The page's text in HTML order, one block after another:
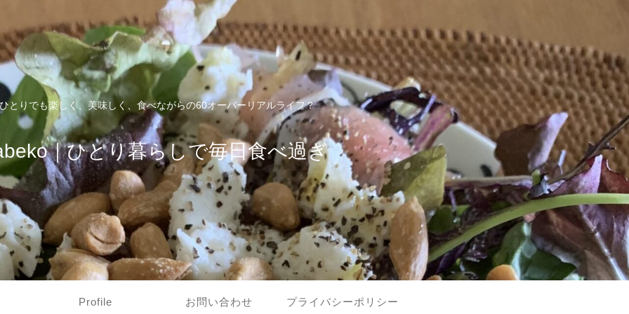
ひとりでも楽しく、美味しく、食べながらの60オーバーリアルライフ？
｜ひとり暮らしで毎日食べ過ぎ
Profile お問い合わせ プライバシーポリシー